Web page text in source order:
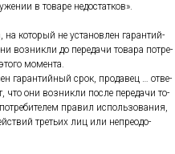
в то­варе не­дос­татков».
на ко­торый не ус­та­нов­лен га­ран­тий­
воз­никли до пе­реда­чи то­вара пот­ре­
мо­мен­та.
га­ран­тий­ный срок, про­давец … от­ве­
что они воз­никли пос­ле пе­реда­чи то­
пра­вил ис­поль­зо­вания,
треть­их лиц или неп­ре­одо­